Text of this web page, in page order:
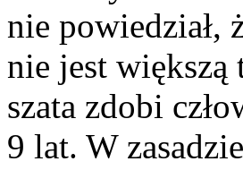
nie powiedział,
nie jest większą
szata zdobi
9 lat. W